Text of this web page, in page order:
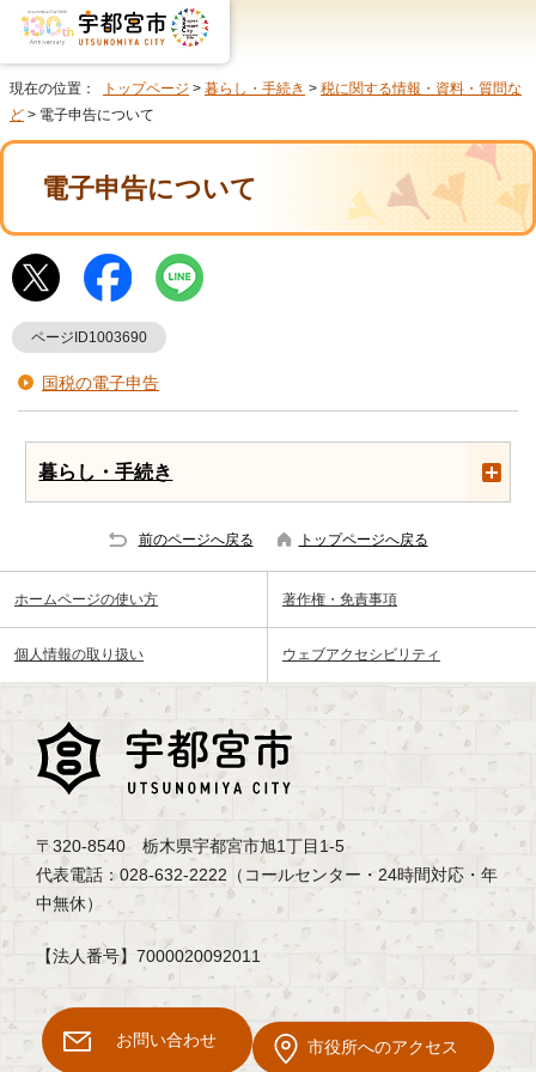
現在の位置： トップページ > 暮らし・手続き > 税に関する情報・資料・質問な
ど > 電子申告について
電子申告について
ページID1003690
国税の電子申告
暮らし・手続き
前のページへ戻る トップページへ戻る
ホームページの使い方 著作権・免責事項
個人情報の取り扱い ウェブアクセシビリティ
〒320-8540 栃木県宇都宮市旭1丁目1-5
代表電話：028-632-2222（コールセンター・24時間対応・年
中無休）
【法人番号】7000020092011
お問い合わせ 市役所へのアクセス